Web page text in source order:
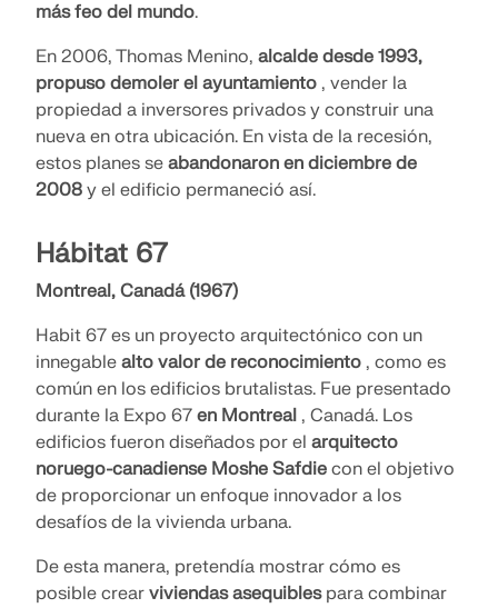
más feo del mundo.
En 2006, Thomas Menino, alcalde desde 1993,
propuso demoler el ayuntamiento , vender la
propiedad a inversores privados y construir una
nueva en otra ubicación. En vista de la recesión,
estos planes se abandonaron en diciembre de
2008 y el edificio permaneció así.
Hábitat 67
Montreal, Canadá (1967)
Habit 67 es un proyecto arquitectónico con un
innegable alto valor de reconocimiento , como es
común en los edificios brutalistas. Fue presentado
durante la Expo 67 en Montreal , Canadá. Los
edificios fueron diseñados por el arquitecto
noruego-canadiense Moshe Safdie con el objetivo
de proporcionar un enfoque innovador a los
desafíos de la vivienda urbana.
De esta manera, pretendía mostrar cómo es
posible crear viviendas asequiblespara combinar